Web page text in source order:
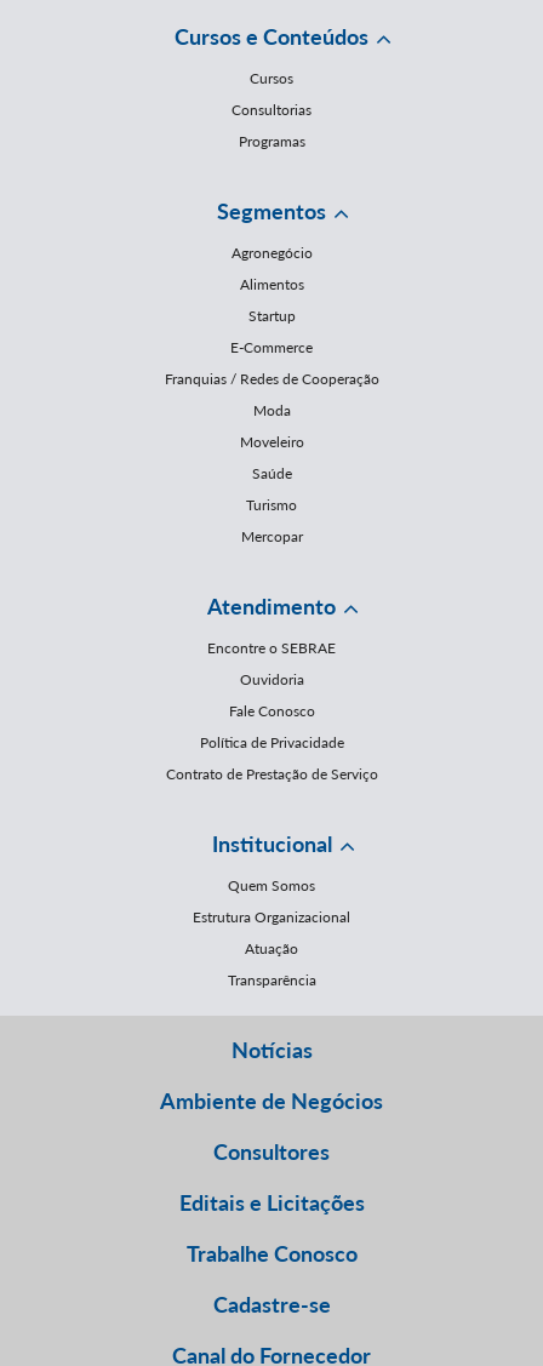
Cursos e Conteúdos
Cursos
Consultorias
Programas
Segmentos
Agronegócio
Alimentos
Startup
E-Commerce
Franquias / Redes de Cooperação
Moda
Moveleiro
Saúde
Turismo
Mercopar
Atendimento
Encontre o SEBRAE
Ouvidoria
Fale Conosco
Política de Privacidade
Contrato de Prestação de Serviço
Institucional
Quem Somos
Estrutura Organizacional
Atuação
Transparência
Notícias
Ambiente de Negócios
Consultores
Editais e Licitações
Trabalhe Conosco
Cadastre-se
Canal do Fornecedor